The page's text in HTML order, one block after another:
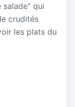
salade" qui
crudités
les plats du